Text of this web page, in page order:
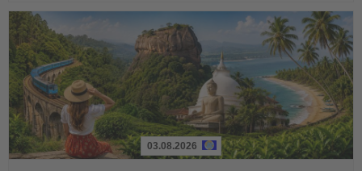
03.08.2026